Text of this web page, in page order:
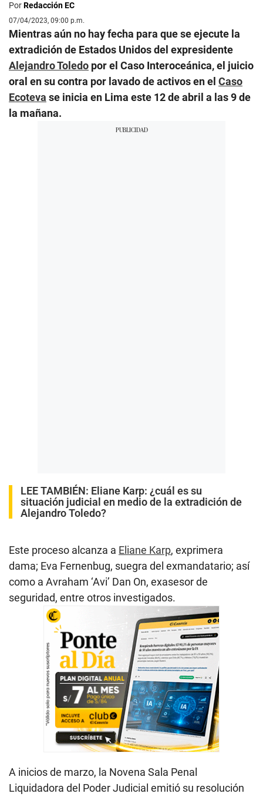
PorRedacción EC
07/04/2023, 09:00 p.m.
Mientras aún no hay fecha para que se ejecute la
extradición de Estados Unidos del expresidente
Alejandro Toledo por el Caso Interoceánica, el juicio
oral en su contra por lavado de activos en el Caso
Ecoteva se inicia en Lima este 12 de abril a las 9 de
la mañana.
LEE TAMBIÉN: Eliane Karp: ¿cuál es su
situación judicial en medio de la extradición de
Alejandro Toledo?
Este proceso alcanza a Eliane Karp, exprimera
dama; Eva Fernenbug, suegra del exmandatario; así
como a Avraham ‘Avi’ Dan On, exasesor de
seguridad, entre otros investigados.
A inicios de marzo, la Novena Sala Penal
Liquidadora del Poder Judicial emitió su resolución